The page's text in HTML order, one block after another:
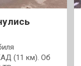
(11 км). Об